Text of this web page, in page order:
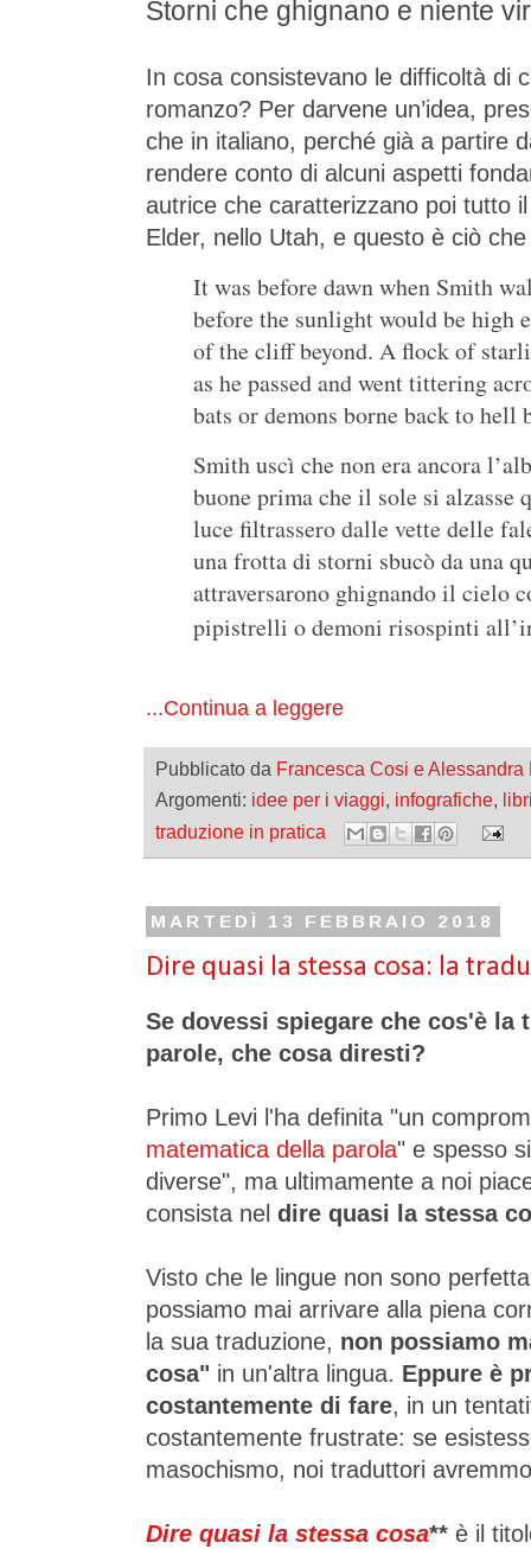
Storni che ghignano e niente
In cosa consistevano le difficoltà di
romanzo? Per darvene un’idea,
che in italiano, perché già a partire
rendere conto di alcuni aspetti
autrice che caratterizzano poi tutto
Elder, nello Utah, e questo è ciò
It was before dawn when Smith
before the sunlight would be high
of the cliff beyond. A flock of
as he passed and went tittering
bats or demons borne back to hell
Smith uscì che non era ancora
buone prima che il sole si alzasse
luce filtrassero dalle vette delle
una frotta di storni sbucò da una
attraversarono ghignando il cielo
pipistrelli o demoni risospinti
...Continua a leggere
Pubblicato da Francesca Cosi e Alessandra
Argomenti: idee per i viaggi, infografiche,
traduzione in pratica
MARTEDÌ 13 FEBBRAIO 2018
Dire quasi la stessa cosa: la
Se dovessi spiegare che cos'è la
parole, che cosa diresti?
Primo Levi l'ha definita "un
matematica della parola" e spesso
diverse", ma ultimamente a noi
consista nel dire quasi la stessa
Visto che le lingue non sono
possiamo mai arrivare alla piena
la sua traduzione, non possiamo
cosa" in un'altra lingua. Eppure è
costantemente di fare, in un
costantemente frustrate: se
masochismo, noi traduttori
Dire quasi la stessa cosa** è il